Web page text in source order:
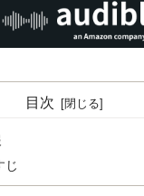
目次
じ